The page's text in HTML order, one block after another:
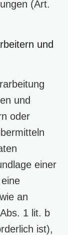
(Art.
und
und
oder
einer
an
1 lit. b
ist),